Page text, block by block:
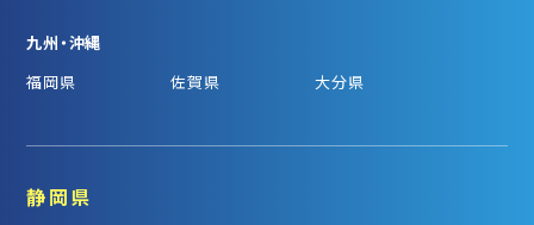
九州・沖縄
福岡県
佐賀県 大分県
静岡県